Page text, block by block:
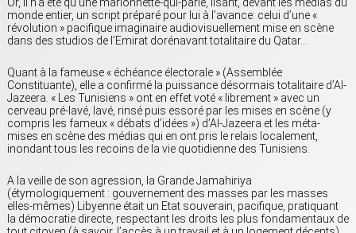
monde entier, un script préparé pour lui à l’avance: celui d’une «
révolution » pacifique imaginaire audiovisuellement mise en scène
dans des studios de l’Emirat dorénavant totalitaire du Qatar…
Quant à la fameuse « échéance électorale » (Assemblée
Constituante), elle a confirmé la puissance désormais totalitaire d’Al-
Jazeera. « Les Tunisiens » ont en effet voté « librement » avec un
cerveau pré-lavé, lavé, rinsé puis essoré par les mises en scène (y
compris les fameux « débats d’idées ») d’Al-Jazeera et les méta-
mises en scène des médias qui en ont pris le relais localement,
inondant tous les recoins de la vie quotidienne des Tunisiens.
A la veille de son agression, la Grande Jamahiriya
(étymologiquement : gouvernement des masses par les masses
elles-mêmes) Libyenne était un Etat souverain, pacifique, pratiquant
la démocratie directe, respectant les droits les plus fondamentaux de